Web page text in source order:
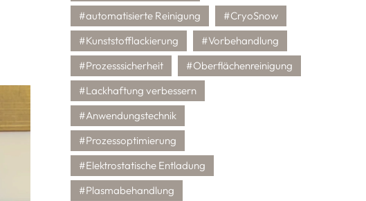
#automatisierte Reinigung
#CryoSnow
#Kunststofflackierung
#Vorbehandlung
#Prozesssicherheit
#Oberflächenreinigung
#Lackhaftung verbessern
#Anwendungstechnik
#Prozessoptimierung
#Elektrostatische Entladung
#Plasmabehandlung